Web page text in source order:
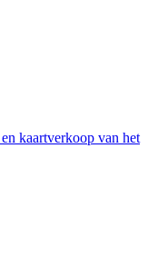
kaartverkoop van het